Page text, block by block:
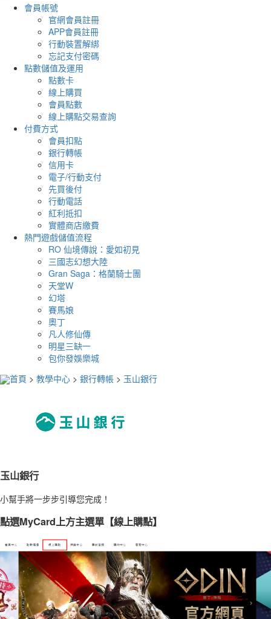
會員帳號
官網會員註冊
APP會員註冊
行動裝置解綁
忘記支付密碼
點數儲值及運用
點數卡
線上購買
會員點數
線上購點交易查詢
付費方式
會員扣點
銀行轉帳
信用卡
電子/行動支付
先買後付
行動電話
紅利抵扣
實體商店繳費
熱門遊戲儲值流程
RO 仙境傳說：愛如初見
三國志幻想大陸
Gran Saga：格蘭騎士團
天堂W
幻塔
賽馬娘
奧丁
凡人修仙傳
明星三缺一
包你發娛樂城
首頁 > 教學中心 > 銀行轉帳 > 玉山銀行
玉山銀行
小幫手將一步步引導您完成！
點選MyCard上方主選單【線上購點】